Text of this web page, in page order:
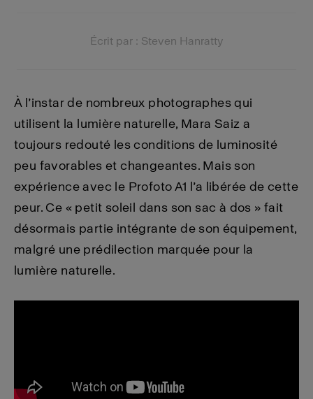
Écrit par : Steven Hanratty
À l’instar de nombreux photographes qui
utilisent la lumière naturelle, Mara Saiz a
toujours redouté les conditions de luminosité
peu favorables et changeantes. Mais son
expérience avec le Profoto A1 l’a libérée de cette
peur. Ce « petit soleil dans son sac à dos » fait
désormais partie intégrante de son équipement,
malgré une prédilection marquée pour la
lumière naturelle.